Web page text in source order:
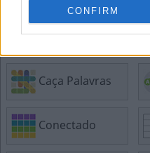
CONFIRM
Sudoku
Caça Palavras
Conectado